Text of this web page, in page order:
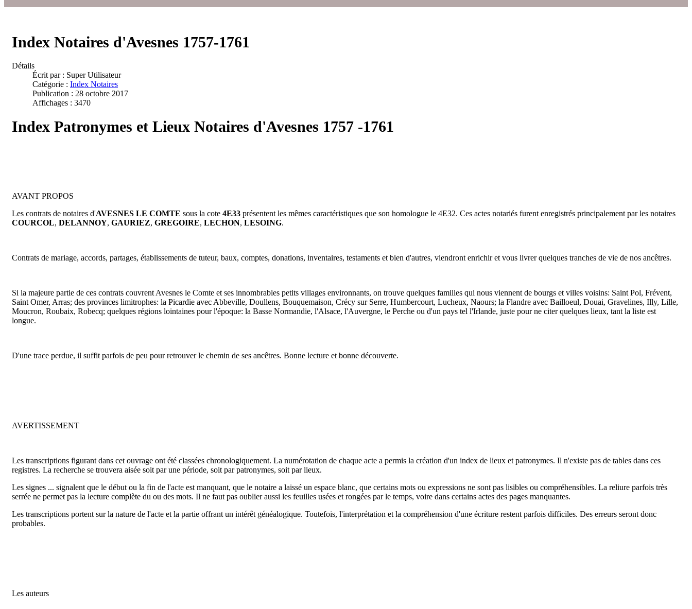
Index Notaires d'Avesnes 1757-1761
Détails
Écrit par : Super Utilisateur
Catégorie : Index Notaires
Publication : 28 octobre 2017
Affichages : 3470
Index Patronymes et Lieux Notaires d'Avesnes 1757 -1761
AVANT PROPOS
Les contrats de notaires d'AVESNES LE COMTE sous la cote 4E33 présentent les mêmes caractéristiques que son homologue le 4E32. Ces actes notariés furent enregistrés principalement par les notaires
COURCOL, DELANNOY, GAURIEZ, GREGOIRE, LECHON, LESOING.
Contrats de mariage, accords, partages, établissements de tuteur, baux, comptes, donations, inventaires, testaments et bien d'autres, viendront enrichir et vous livrer quelques tranches de vie de nos ancêtres.
Si la majeure partie de ces contrats couvrent Avesnes le Comte et ses innombrables petits villages environnants, on trouve quelques familles qui nous viennent de bourgs et villes voisins: Saint Pol, Frévent,
Saint Omer, Arras; des provinces limitrophes: la Picardie avec Abbeville, Doullens, Bouquemaison, Crécy sur Serre, Humbercourt, Lucheux, Naours; la Flandre avec Bailloeul, Douai, Gravelines, Illy, Lille,
Moucron, Roubaix, Robecq; quelques régions lointaines pour l'époque: la Basse Normandie, l'Alsace, l'Auvergne, le Perche ou d'un pays tel l'Irlande, juste pour ne citer quelques lieux, tant la liste est
longue.
D'une trace perdue, il suffit parfois de peu pour retrouver le chemin de ses ancêtres. Bonne lecture et bonne découverte.
AVERTISSEMENT
Les transcriptions figurant dans cet ouvrage ont été classées chronologiquement. La numérotation de chaque acte a permis la création d'un index de lieux et patronymes. Il n'existe pas de tables dans ces
registres. La recherche se trouvera aisée soit par une période, soit par patronymes, soit par lieux.
Les signes ... signalent que le début ou la fin de l'acte est manquant, que le notaire a laissé un espace blanc, que certains mots ou expressions ne sont pas lisibles ou compréhensibles. La reliure parfois très
serrée ne permet pas la lecture complète du ou des mots. Il ne faut pas oublier aussi les feuilles usées et rongées par le temps, voire dans certains actes des pages manquantes.
Les transcriptions portent sur la nature de l'acte et la partie offrant un intérêt généalogique. Toutefois, l'interprétation et la compréhension d'une écriture restent parfois difficiles. Des erreurs seront donc
probables.
Les auteurs